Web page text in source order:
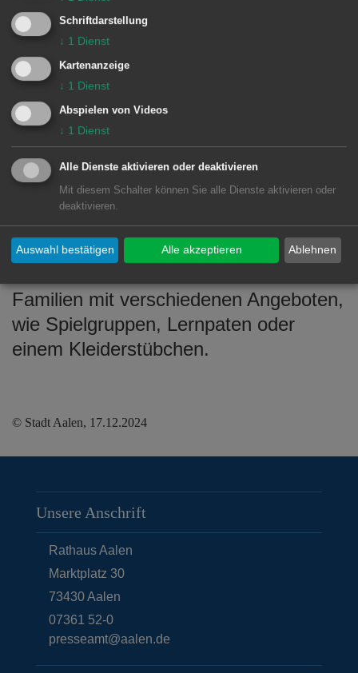
Aalen e. V. durften den symbolischen
Scheck von Kulturamtsleiter Dr. Roland
Schurig und Wolfgang Fimpel von der
katholischen Kirchengemeinde
entgegennehmen.
Die Organisatoren zeigten sich dankbar
für die großzügige Unterstützung der
Besucherinnen und Besucher und
freuen sich, dass der Erlös einem
guten Zweck zugutekommt. Der
Familien mit verschiedenen Angeboten,
wie Spielgruppen, Lernpaten oder
einem Kleiderstübchen.
© Stadt Aalen, 17.12.2024
Unsere Anschrift
Rathaus Aalen
Marktplatz 30
73430Aalen
07361 52-0
presseamt@aalen.de
Schriftdarstellung
↓ 1 Dienst
Kartenanzeige
↓ 1 Dienst
Abspielen von Videos
↓ 1 Dienst
Alle Dienste aktivieren oder deaktivieren
Mit diesem Schalter können Sie alle Dienste aktivieren oder
deaktivieren.
Ablehnen
Auswahl bestätigen Alle akzeptieren